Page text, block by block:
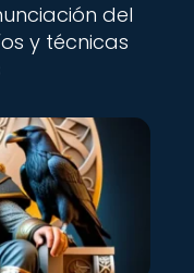
del
y técnicas